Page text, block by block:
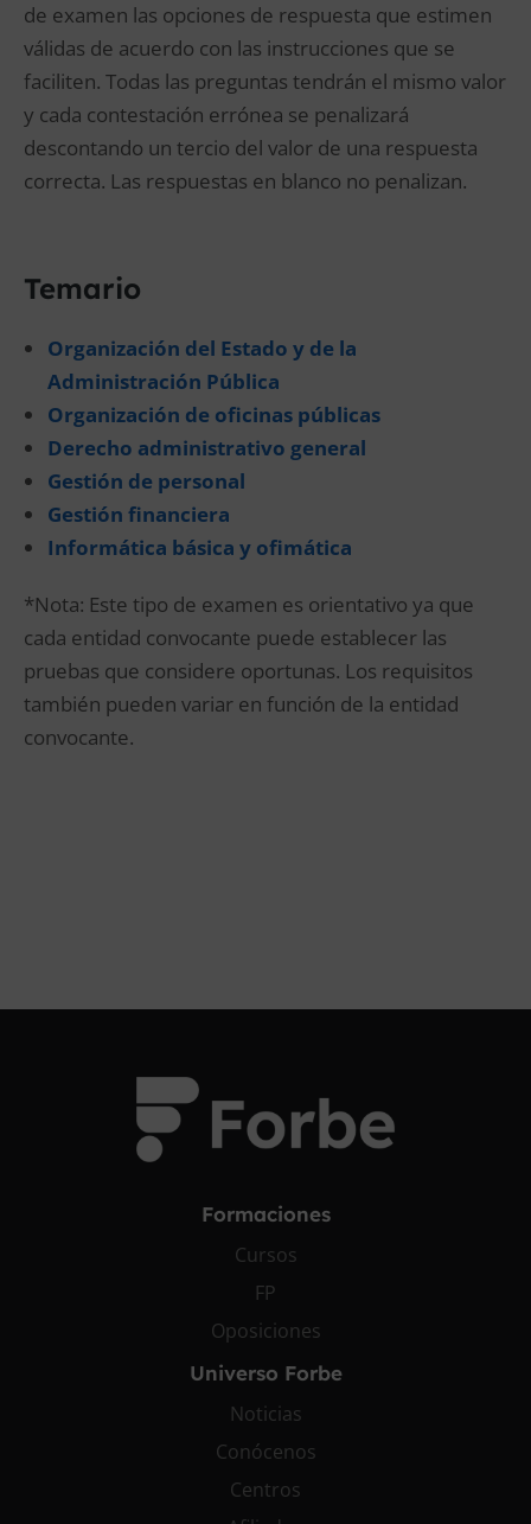
de examen las opciones de respuesta que estimen
válidas de acuerdo con las instrucciones que se
faciliten. Todas las preguntas tendrán el mismo valor
y cada contestación errónea se penalizará
descontando un tercio del valor de una respuesta
correcta. Las respuestas en blanco no penalizan.
Temario
Organización del Estado y de la
Administración Pública
Organización de oficinas públicas
Derecho administrativo general
Gestión de personal
Gestión financiera
Informática básica y ofimática
*Nota: Este tipo de examen es orientativo ya que
cada entidad convocante puede establecer las
pruebas que considere oportunas. Los requisitos
también pueden variar en función de la entidad
convocante.
Formaciones
Cursos
FP
Oposiciones
Universo Forbe
Noticias
Conócenos
Centros